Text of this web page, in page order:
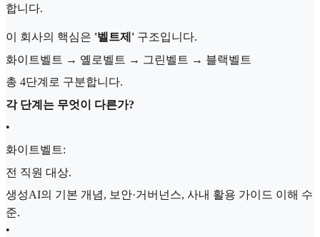
합니다.
이 회사의 핵심은 '벨트제' 구조입니다.
화이트벨트 → 옐로벨트 → 그린벨트 → 블랙벨트
총 4단계로 구분합니다.
각 단계는 무엇이 다른가?
•
화이트벨트:
전 직원 대상.
생성AI의 기본 개념, 보안·거버넌스, 사내 활용 가이드 이해 수
준.
•